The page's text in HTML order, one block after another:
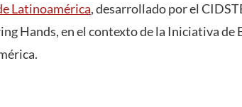
Latinoamérica, desarrollado por el
Hands, en el contexto de la Iniciativa de